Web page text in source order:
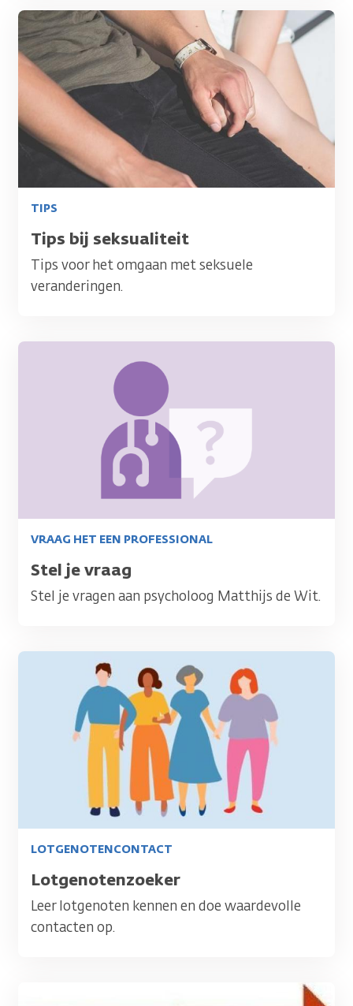
Afbeelding
TIPS
Titel
Tips bij seksualiteit
Tips voor het omgaan met seksuele
veranderingen.
Afbeelding
VRAAG HET EEN PROFESSIONAL
Titel
Stel je vraag
Stel je vragen aan psycholoog Matthijs de Wit.
Afbeelding
LOTGENOTENCONTACT
Titel
Lotgenotenzoeker
Leer lotgenoten kennen en doe waardevolle
contacten op.